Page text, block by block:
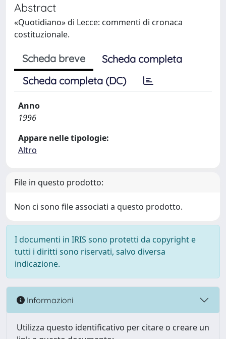
Abstract
«Quotidiano» di Lecce: commenti di cronaca
costituzionale.
Scheda breve
Scheda completa
Scheda completa (DC)
Anno
1996
Appare nelle tipologie:
Altro
File in questo prodotto:
Non ci sono file associati a questo prodotto.
I documenti in IRIS sono protetti da copyright e
tutti i diritti sono riservati, salvo diversa
indicazione.
Informazioni
Utilizza questo identificativo per citare o creare un